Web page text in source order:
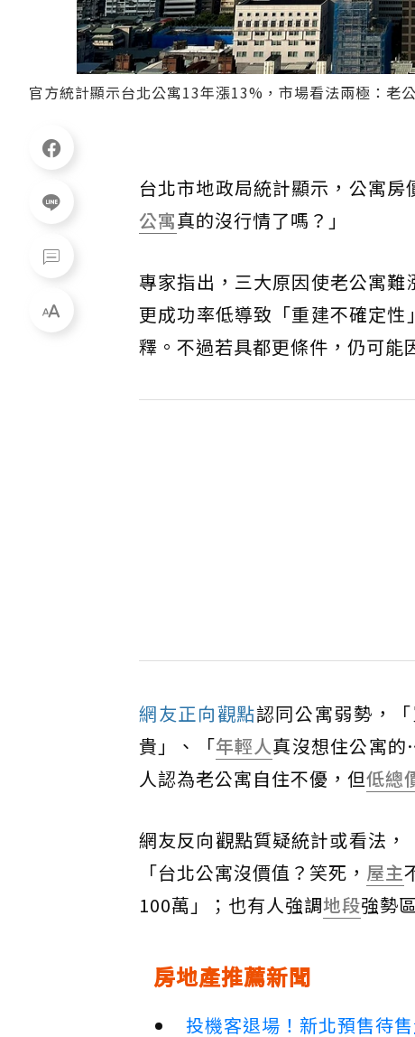
官方統計顯示台北公寓13年漲13%，市場看法兩極：老
台北市地政局統計顯示，公寓
公寓真的沒行情了嗎？」
專家指出，三大原因使老公寓難
更成功率低導致「重建不確定
釋。不過若具都更條件，仍可能
網友正向觀點認同公寓弱勢，
貴」、「年輕人真沒想住公寓
人認為老公寓自住不優，但低總
網友反向觀點質疑統計或看法
「台北公寓沒價值？笑死， 屋主
100萬」；也有人強調地段強勢
房地產推薦新聞
投機客退場！新北預售待